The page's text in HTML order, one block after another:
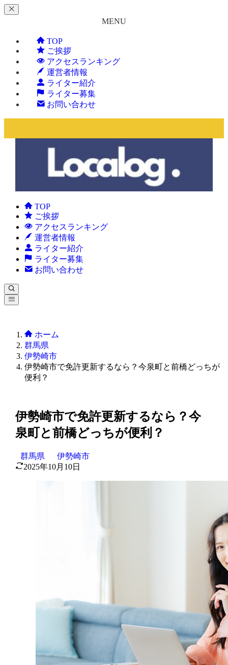
MENU
TOP
ご挨拶
アクセスランキング
運営者情報
ライター紹介
ライター募集
お問い合わせ
TOP
ご挨拶
アクセスランキング
運営者情報
ライター紹介
ライター募集
お問い合わせ
ホーム
群馬県
伊勢崎市
伊勢崎市で免許更新するなら？今泉町と前橋どっちが
便利？
伊勢崎市で免許更新するなら？今
泉町と前橋どっちが便利？
群馬県
伊勢崎市
2025年10月10日